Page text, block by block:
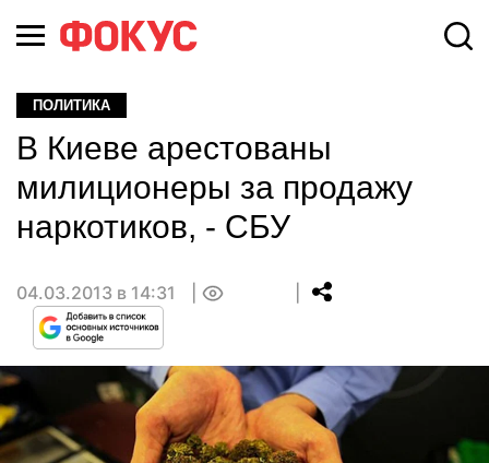
ПОЛИТИКА
В Киеве арестованы
милиционеры за продажу
наркотиков, - СБУ
04.03.2013 в 14:31